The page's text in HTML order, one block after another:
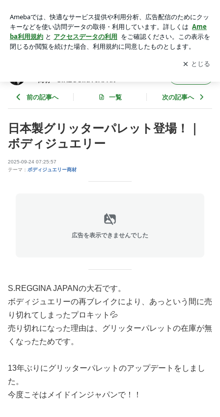
エクステ 増毛エクステ ボディジュエリー商材 S.REGGINA J
APAN
アプリをダウンロードして ブログの更新通知
を受け取りまし
ょう。
開く
ー商材 S.REGGINA JAPAN
前の記事へ 一覧 次の記事へ
日本製グリッターパレット登場！｜
ボディジュエリー
2025-09-24 07:25:57
テーマ： ボディジュエリー商材
広告を表示できませんでした
S.REGGINA JAPANの大石です。
ボディジュエリーの再ブレイクにより、あっという間に売
り切れてしまったプロキット💦
売り切れになった理由は、グリッターパレットの在庫が無
くなったためです。
13年ぶりにグリッターパレットのアップデートをしまし
た。
今度こそはメイドインジャパンで！！